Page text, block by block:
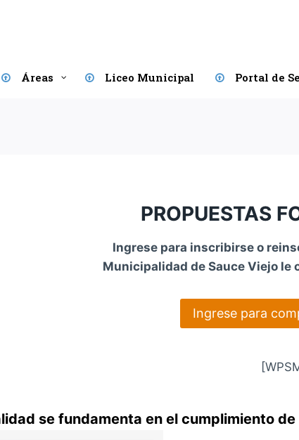
Áreas Liceo Municipal Portal de
PROPUESTAS
Ingrese para inscribirse o
Municipalidad de Sauce Viejo le
Ingrese para
se fundamenta en el cumplimiento